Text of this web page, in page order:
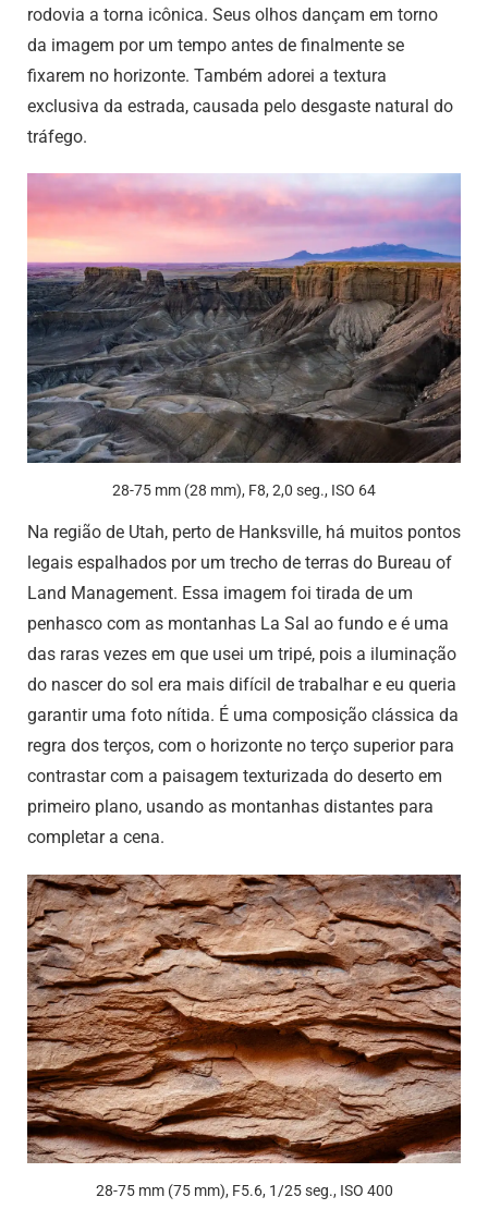
rodovia a torna icônica. Seus olhos dançam em torno
da imagem por um tempo antes de finalmente se
fixarem no horizonte. Também adorei a textura
exclusiva da estrada, causada pelo desgaste natural do
tráfego.
28-75 mm (28 mm), F8, 2,0 seg., ISO 64
Na região de Utah, perto de Hanksville, há muitos pontos
legais espalhados por um trecho de terras do Bureau of
Land Management. Essa imagem foi tirada de um
penhasco com as montanhas La Sal ao fundo e é uma
das raras vezes em que usei um tripé, pois a iluminação
do nascer do sol era mais difícil de trabalhar e eu queria
garantir uma foto nítida. É uma composição clássica da
regra dos terços, com o horizonte no terço superior para
contrastar com a paisagem texturizada do deserto em
primeiro plano, usando as montanhas distantes para
completar a cena.
28-75 mm (75 mm), F5.6, 1/25 seg., ISO 400